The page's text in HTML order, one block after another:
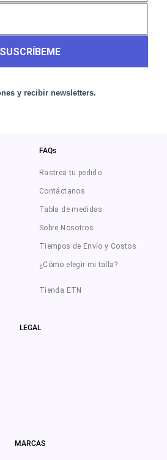
SUSCRÍBEME
y recibir newsletters.
FAQs
Rastrea tu pedido
Contáctanos
Tabla de medidas
Sobre Nosotros
Tiempos de Envío y Costos
¿Cómo elegir mi talla?
Tienda ETN
LEGAL
MARCAS